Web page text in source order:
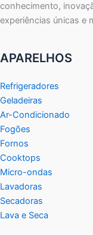
conhecimento,
experiências únicas e
APARELHOS
Refrigeradores
Geladeiras
Ar-Condicionado
Fogões
Fornos
Cooktops
Micro-ondas
Lavadoras
Secadoras
Lava e Seca